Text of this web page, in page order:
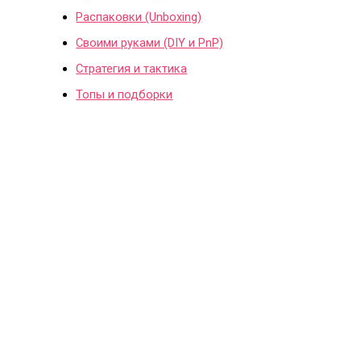
Распаковки (Unboxing)
Своими руками (DIY и PnP)
Стратегия и тактика
Топы и подборки